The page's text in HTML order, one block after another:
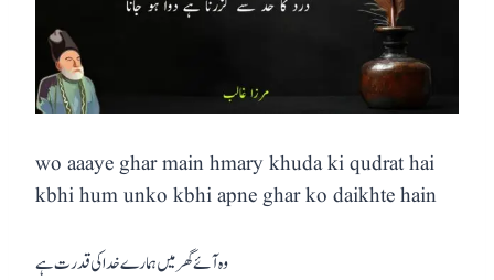
wo aaaye ghar main hmary khuda ki qudrat hai
kbhi hum unko kbhi apne ghar ko daikhte hain
وہ آئے گھر میں ہمارے خدا کی قدرت ہے